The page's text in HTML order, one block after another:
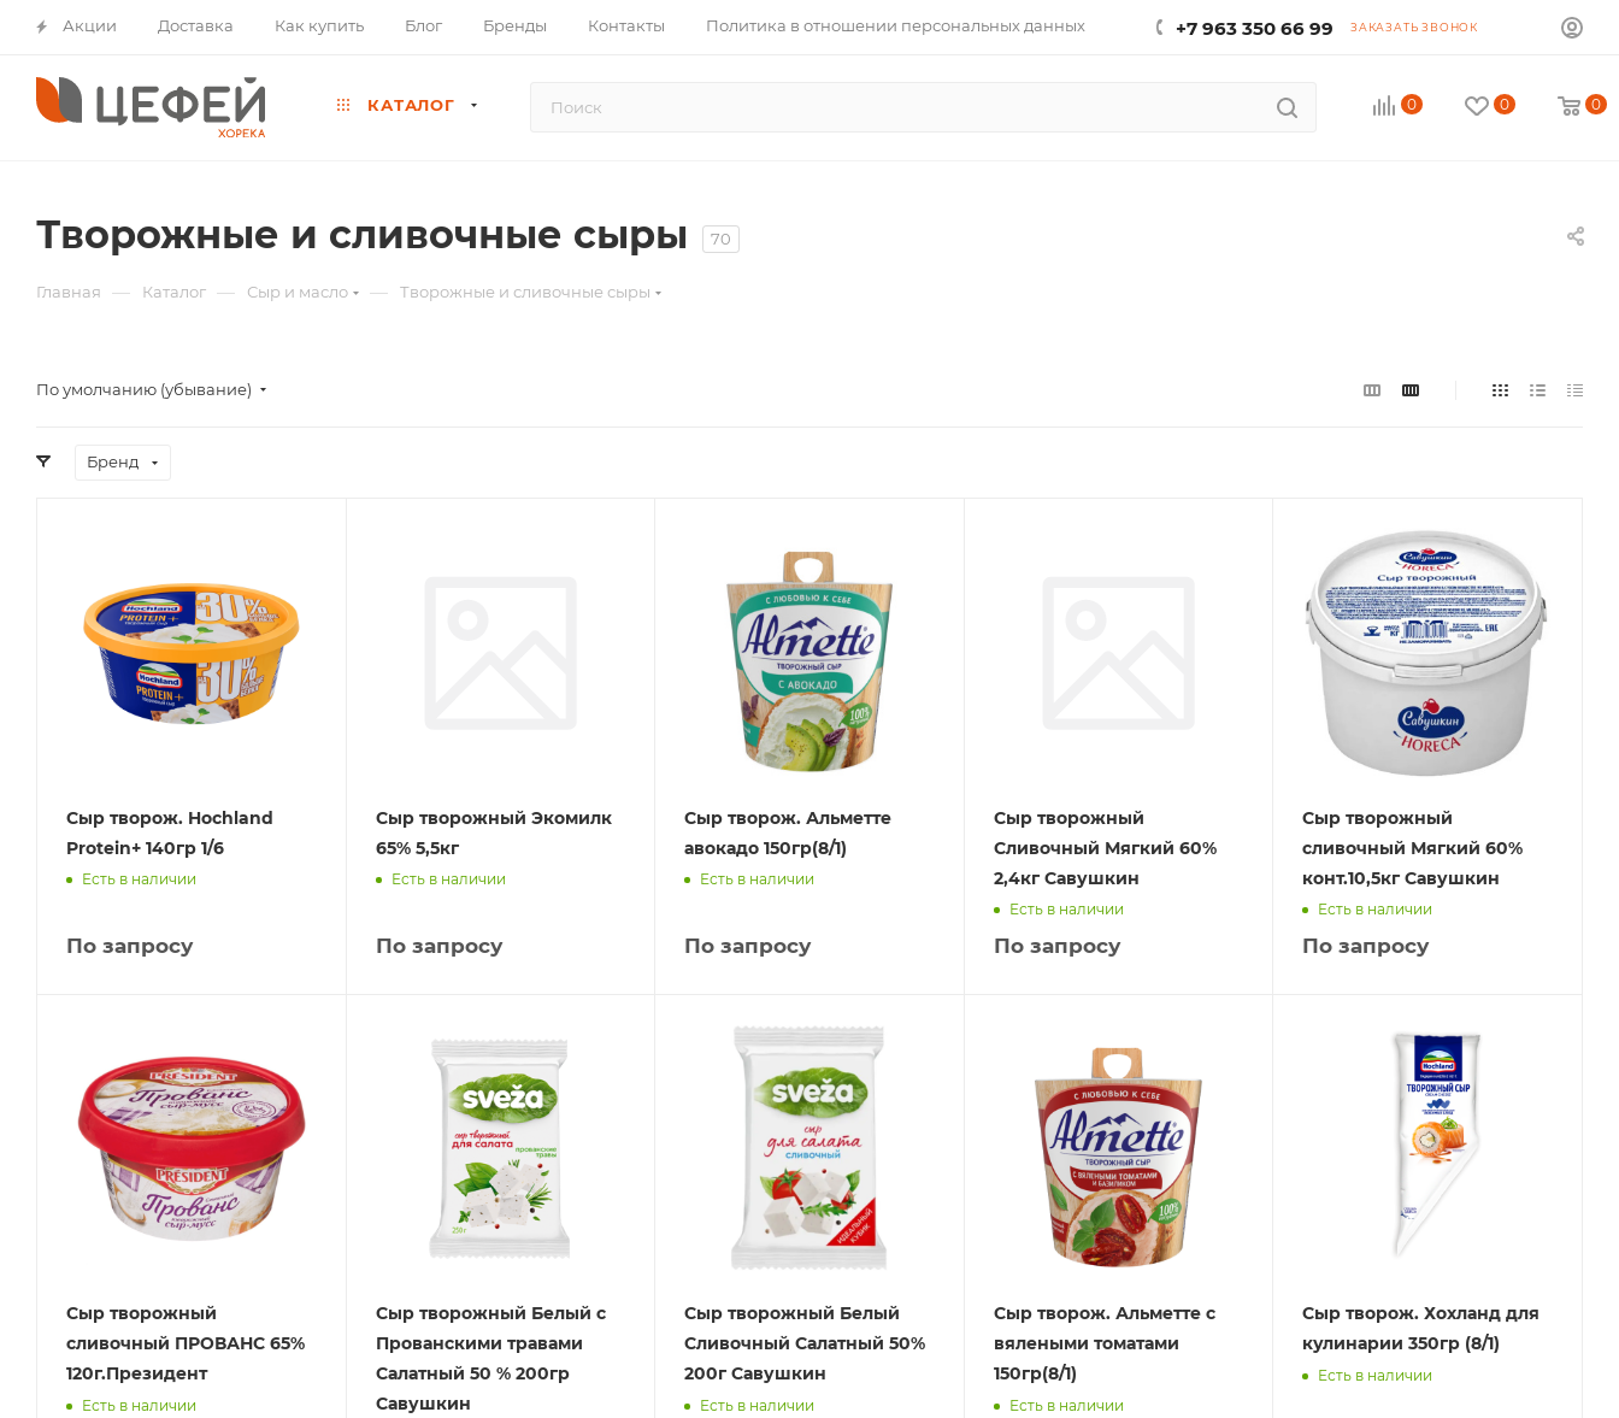
Акции Доставка Как купить Блог Бренды Контакты Политика в отношении персональных данных +7 963 350 66 99 ЗАКАЗАТЬ ЗВОНОК
КАТАЛОГ 0 0 0
Творожные и сливочные сыры 70
Главная — Каталог — Сыр и масло — Творожные и сливочные сыры
По умолчанию (убывание)
Бренд
Сыр творож. Hochland
Protein+ 140гр 1/6
Есть в наличии
По запросу
Сыр творожный Экомилк
65% 5,5кг
Есть в наличии
По запросу
Сыр творож. Альметте
авокадо 150гр(8/1)
Есть в наличии
По запросу
Сыр творожный
Сливочный Мягкий 60%
2,4кг Савушкин
Есть в наличии
По запросу
Сыр творожный
сливочный Мягкий 60%
конт.10,5кг Савушкин
Есть в наличии
По запросу
Сыр творожный
сливочный ПРОВАНС 65%
120г.Президент
Есть в наличии
Сыр творожный Белый с
Прованскими травами
Салатный 50 % 200гр
Савушкин
Сыр творожный Белый
Сливочный Салатный 50%
200г Савушкин
Есть в наличии
Сыр творож. Альметте с
вялеными томатами
150гр(8/1)
Есть в наличии
Сыр творож. Хохланд для
кулинарии 350гр (8/1)
Есть в наличии